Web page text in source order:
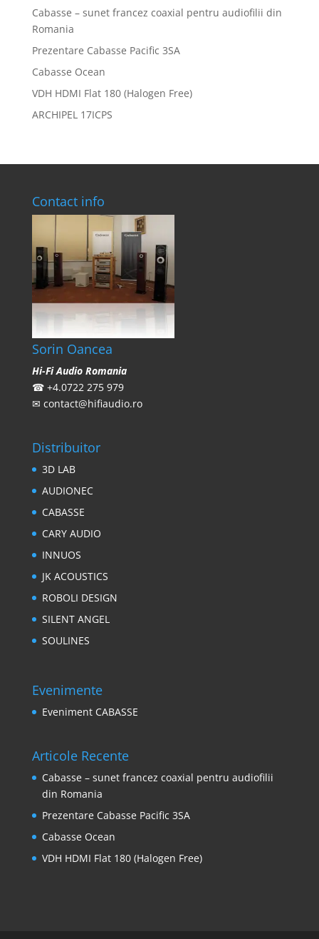
Cabasse – sunet francez coaxial pentru audiofilii din
Romania
Prezentare Cabasse Pacific 3SA
Cabasse Ocean
VDH HDMI Flat 180 (Halogen Free)
ARCHIPEL 17ICPS
Contact info
Sorin Oancea
Hi-Fi Audio Romania
☎ +4.0722 275 979
✉ contact@hifiaudio.ro
Distribuitor
3D LAB
AUDIONEC
CABASSE
CARY AUDIO
INNUOS
JK ACOUSTICS
ROBOLI DESIGN
SILENT ANGEL
SOULINES
Evenimente
Eveniment CABASSE
Articole Recente
Cabasse – sunet francez coaxial pentru audiofilii
din Romania
Prezentare Cabasse Pacific 3SA
Cabasse Ocean
VDH HDMI Flat 180 (Halogen Free)